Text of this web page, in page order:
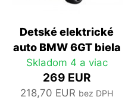
Detské elektrické
auto BMW 6GT biela
Skladom 4 a viac
269 EUR
218,70 EUR bez DPH